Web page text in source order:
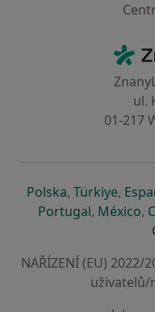
ul.
01-217
Polskase otevře v
, Türkiyese
,
Portugalse otevře
, México,
NAŘÍZENÍ (EU) 2022/
uživatelů/